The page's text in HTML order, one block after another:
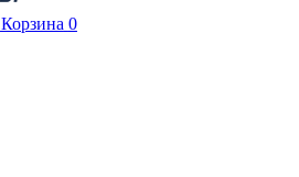
Корзина 0